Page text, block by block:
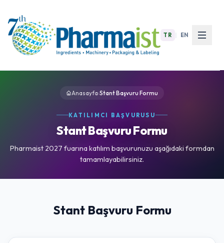
TR EN
Anasayfa›Stant Başvuru Formu
KATILIMCI BAŞVURUSU
Stant Başvuru Formu
Pharmaist 2027 fuarına katılım başvurunuzu aşağıdaki formdan
tamamlayabilirsiniz.
Stant Başvuru Formu